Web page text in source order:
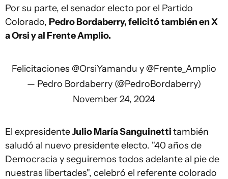
Por su parte, el senador electo por el Partido
Colorado, Pedro Bordaberry, felicitó también en X
a Orsi y al Frente Amplio.
Felicitaciones @OrsiYamandu y @Frente_Amplio
— Pedro Bordaberry (@PedroBordaberry)
November 24, 2024
El expresidenteJulio María Sanguinettitambién
saludó al nuevo presidente electo. "40 años de
Democracia y seguiremos todos adelante al pie de
nuestras libertades", celebró el referente colorado